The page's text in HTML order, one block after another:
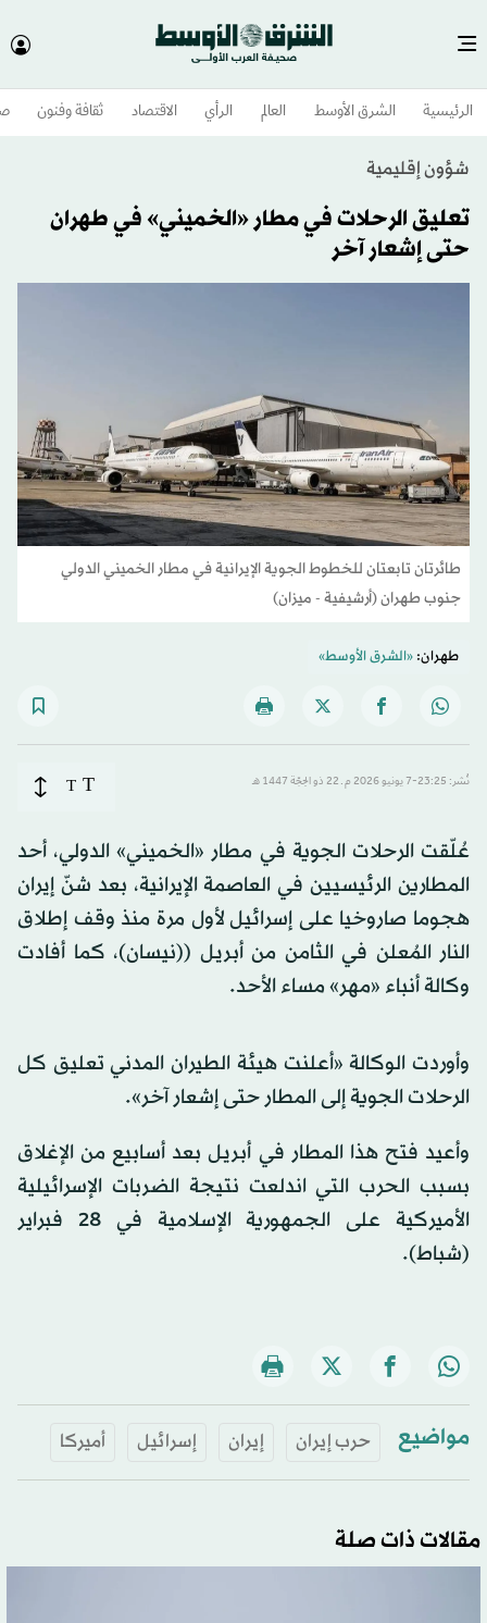
الرئيسية الشرق الأوسط​ العالم الرأي الاقتصاد ثقافة وفنون
شؤون إقليمية
تعليق الرحلات في مطار «الخميني» في طهران
حتى إشعار آخر
طائرتان تابعتان للخطوط الجوية الإيرانية في مطار الخميني الدولي
جنوب طهران (أرشيفية - ميزان)
طهران:«الشرق الأوسط»
نُشر: 23:25-7 يونيو 2026 م ـ 22 ذو الحِجّة 1447 هـ T
T
عُلّقت الرحلات الجوية في مطار «الخميني» الدولي، أحد
المطارين الرئيسيين في العاصمة الإيرانية، بعد شنّ إيران
هجوما صاروخيا على إسرائيل لأول مرة منذ وقف إطلاق
النار المُعلن في الثامن من أبريل ((نيسان)، كما أفادت
وكالة أنباء «مهر» مساء الأحد.
وأوردت الوكالة «أعلنت هيئة الطيران المدني تعليق كل
الرحلات الجوية إلى المطار حتى إشعار آخر».
وأعيد فتح هذا المطار في أبريل بعد أسابيع من الإغلاق
بسبب الحرب التي اندلعت نتيجة الضربات الإسرائيلية
الأميركية على الجمهورية الإسلامية في 28 فبراير
(شباط).
مواضيع حرب إيران إيران إسرائيل أميركا
مقالات ذات صلة